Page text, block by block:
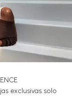
exclusivas solo